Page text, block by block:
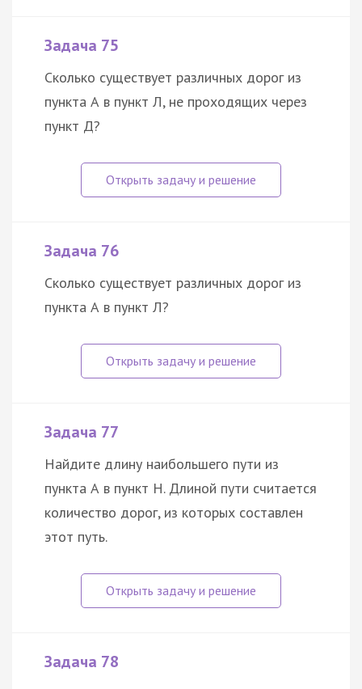
Задача 75
Сколько существует различных дорог из
пункта А в пункт Л, не проходящих через
пункт Д?
Задача 76
Сколько существует различных дорог из
пункта А в пункт Л?
Задача 77
Найдите длину наибольшего пути из
пункта А в пункт Н. Длиной пути считается
количество дорог, из которых составлен
этот путь.
Задача 78